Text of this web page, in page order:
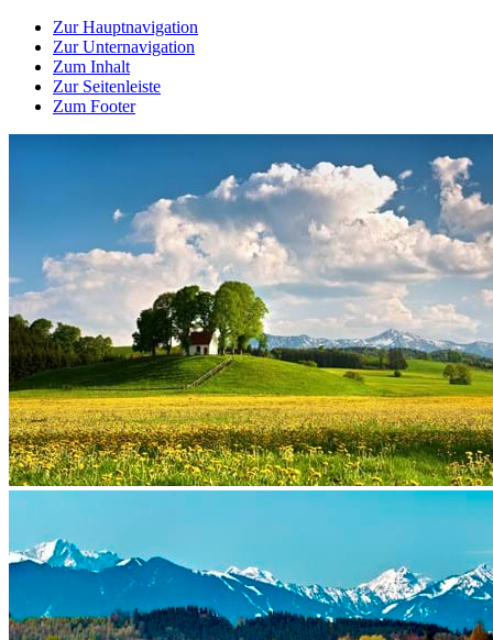
Zur Hauptnavigation
Zur Unternavigation
Zum Inhalt
Zur Seitenleiste
Zum Footer